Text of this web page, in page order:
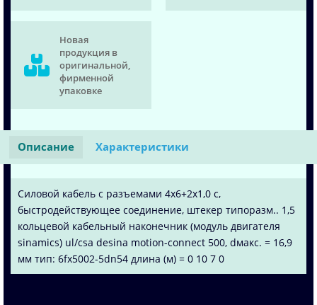
Новая
продукция в
оригинальной,
фирменной
упаковке
Описание Характеристики
Силовой кабель с разъемами 4x6+2x1,0 c,
быстродействующее соединение, штекер типоразм.. 1,5
кольцевой кабельный наконечник (модуль двигателя
sinamics) ul/csa desina motion-connect 500, dмакс. = 16,9
мм тип: 6fx5002-5dn54 длина (м) = 0 10 7 0